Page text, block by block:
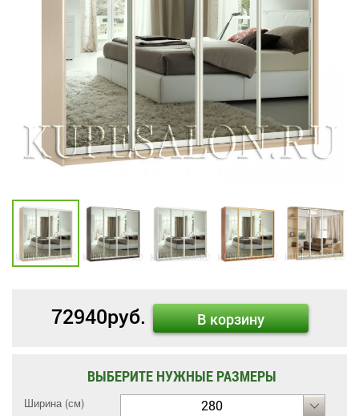
72940руб. В корзину
ВЫБЕРИТЕ НУЖНЫЕ РАЗМЕРЫ
Ширина (см) 280